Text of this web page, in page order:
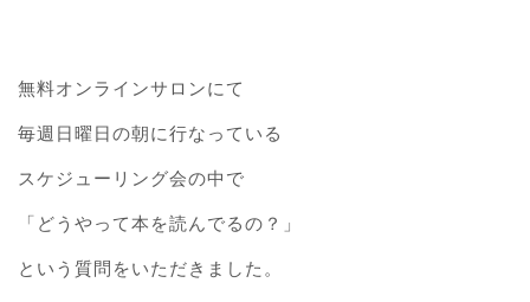
無料オンラインサロンにて
毎週日曜日の朝に行なっている
スケジューリング会の中で
「どうやって本を読んでるの？」
という質問をいただきました。